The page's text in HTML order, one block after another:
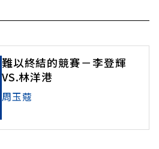
難以終結的競賽－李登輝
VS.林洋港
周玉蔻